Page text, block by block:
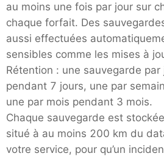
au moins une fois par jour sur
chaque forfait. Des
aussi effectuées
sensibles comme les mises à
Rétention : une sauvegarde
pendant 7 jours, une par
une par mois pendant 3 mois.
Chaque sauvegarde est
situé à au moins 200 km du
votre service, pour qu’un